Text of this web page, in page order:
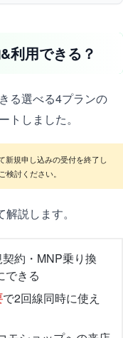
利用できる？
る選べる4プランの
トしました。
新規申し込みの受付を終了し
討ください。
説します。
契約・MNP乗り換
できる
で2回線同時に使え